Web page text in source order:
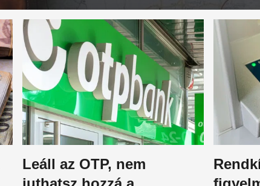
Leáll az OTP, nem